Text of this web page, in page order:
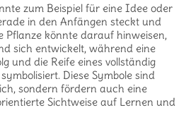
zum Beispiel für eine Idee oder
in den Anfängen steckt und
Pflanze könnte darauf hinweisen,
sich entwickelt, während eine
und die Reife eines vollständig
Diese Symbole sind
sondern fördern auch eine
Sichtweise auf Lernen und